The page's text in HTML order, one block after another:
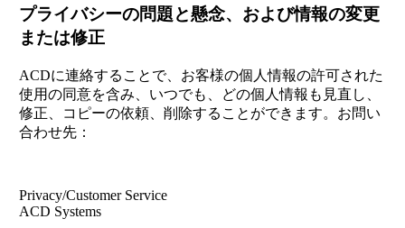
プライバシーの問題と懸念、および情報の変更
または修正
ACDに連絡することで、お客様の個人情報の許可された
使用の同意を含み、いつでも、どの個人情報も見直し、
修正、コピーの依頼、削除することができます。お問い
合わせ先：
Privacy/Customer Service
ACD Systems